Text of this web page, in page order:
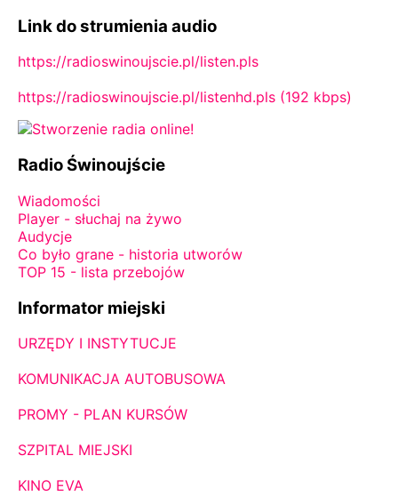
Link do strumienia audio
https://radioswinoujscie.pl/listen.pls
https://radioswinoujscie.pl/listenhd.pls (192 kbps)
Radio Świnoujście
Wiadomości
Player - słuchaj na żywo
Audycje
Co było grane - historia utworów
TOP 15 - lista przebojów
Informator miejski
URZĘDY I INSTYTUCJE
KOMUNIKACJA AUTOBUSOWA
PROMY - PLAN KURSÓW
SZPITAL MIEJSKI
KINO EVA